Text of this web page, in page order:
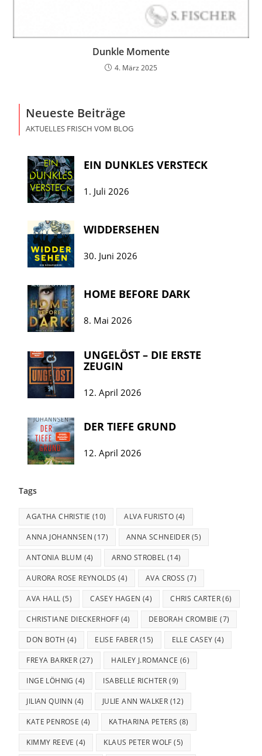
Dunkle Momente
4. März 2025
Neueste Beiträge
AKTUELLES FRISCH VOM BLOG
EIN DUNKLES VERSTECK
1. Juli 2026
WIDDERSEHEN
30. Juni 2026
HOME BEFORE DARK
8. Mai 2026
UNGELÖST – DIE ERSTE
ZEUGIN
12. April 2026
DER TIEFE GRUND
12. April 2026
Tags
AGATHA CHRISTIE (10) ALVA FURISTO (4)
ANNA JOHANNSEN (17) ANNA SCHNEIDER (5)
ANTONIA BLUM (4) ARNO STROBEL (14)
AURORA ROSE REYNOLDS (4) AVA CROSS (7)
AVA HALL (5) CASEY HAGEN (4) CHRIS CARTER(6)
CHRISTIANE DIECKERHOFF (4) DEBORAH CROMBIE (7)
DON BOTH (4) ELISE FABER (15) ELLE CASEY (4)
FREYA BARKER (27) HAILEY J.ROMANCE (6)
INGE LÖHNIG (4) ISABELLE RICHTER (9)
JILIAN QUINN (4) JULIE ANN WALKER (12)
KATE PENROSE (4) KATHARINA PETERS (8)
KIMMY REEVE (4) KLAUS PETER WOLF (5)